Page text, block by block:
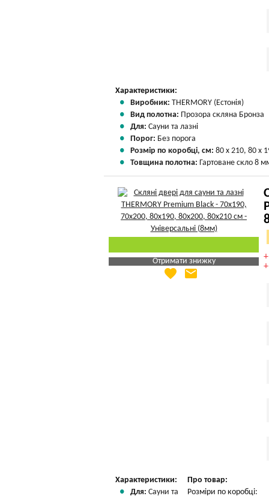
Характеристики:
Виробник: THERMORY (Естонія)
Вид полотна: Прозора скляна Бронза
Для: Сауни та лазні
Порог: Без порога
Розмір по коробці, см: 80 х 210, 80 х
Товщина полотна: Гартоване скло 8
Отримати знижку
Яка Ваша ціна
favorite email
Характеристики:
Для: Сауни та
Про товар:
Розміри по коробці: